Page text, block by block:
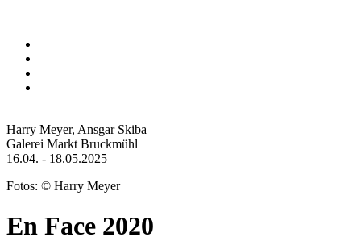
Harry Meyer, Ansgar Skiba
Galerei Markt Bruckmühl
16.04. - 18.05.2025
Fotos: © Harry Meyer
En Face 2020